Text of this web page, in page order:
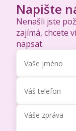
Napište
Nenašli jste
zajímá, chcete
napsat.